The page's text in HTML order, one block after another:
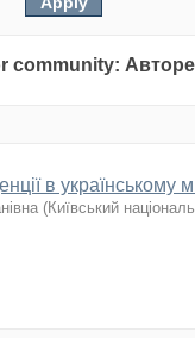
в українському
(Київський